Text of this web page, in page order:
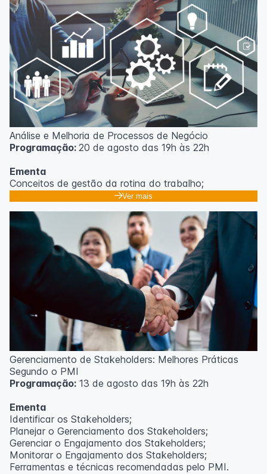
Análise e Melhoria de Processos de Negócio
Programação: 20 de agosto das 19h às 22h
Ementa
Conceitos de gestão da rotina do trabalho;
Promoção de mudanças através do 5S;
resultados;
Método PDCA de gestão;
Técnicas de padronização do trabalho.
Metodologia
100% da carga horária do curso são realizadas com
aulas ao vivo.
As aulas podem ser assistidas por computador, celular
Outras informações
O curso pode sofrer alteração de dados e horário e os
inscritos serão avisados ​​antecipadamente.
O IPETEC reserva-se o direito de não realizar o curso
Professor(a):Frederyck Teixeira
Ver mais
Gerenciamento de Stakeholders: Melhores Práticas
Segundo o PMI
Programação: 13 de agosto das 19h às 22h
Ementa
Identificar os Stakeholders;
Planejar o Gerenciamento dos Stakeholders;
Gerenciar o Engajamento dos Stakeholders;
Monitorar o Engajamento dos Stakeholders;
Ferramentas e técnicas recomendadas pelo PMI.